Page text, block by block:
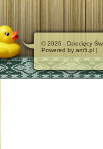
© 2026 - Dziecięcy
Powered by am5.pl |